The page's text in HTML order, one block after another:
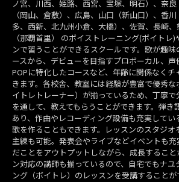
ノ宮、川西、姫路、西宮、宝塚、明石）、奈
（岡山、倉敷）、広島、山口（新山口）、香
多、西新、北九州小倉、大橋）、佐賀、長崎
（那覇首里） のボイストレーニング(ボイトレ
ンで習うことができるスクールです。歌が趣
ースから、デビューを目指すプロボーカル、
POPに特化したコースなど、年齢に関係なく
きます。各校舎、教室には経験が豊富で優秀
イトレトレーナー）が揃っているため、丁寧
を通して、教えてもらうことができます。弾き
あり、作曲やレコーディング設備も充実して
歌を作ることもできます。レッスンのスタジオ
主練も可能。発表会やライブなどイベントも
だことをアウトプットしながら、成長するこ
ン対応の講師も揃っているので、自宅でもナ
ング（ボイトレ）のレッスンを受講することが